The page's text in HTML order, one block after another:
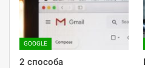
GOOGLE
2 способа